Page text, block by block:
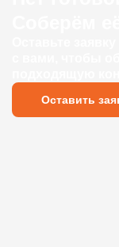
Оставить